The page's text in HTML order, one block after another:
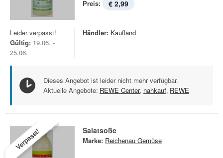
Preis: € 2,99
Leider verpasst!
Gültig: 19.06. -
25.06.
Händler: Kaufland
Dieses Angebot ist leider nicht mehr verfügbar.
Aktuelle Angebote: REWE Center, nahkauf, REWE
Verpasst! Salatsoße
Marke: Reichenau Gemüse